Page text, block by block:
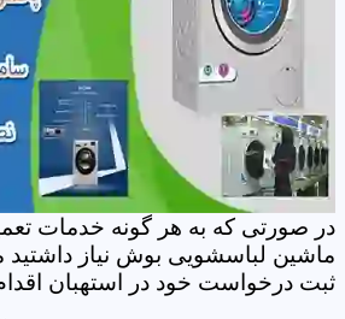
در صورتی که به هر گونه خدمات
ماشین لباسشویی بوش نیاز داشتید
ثبت درخواست خود در استهبان اقدام